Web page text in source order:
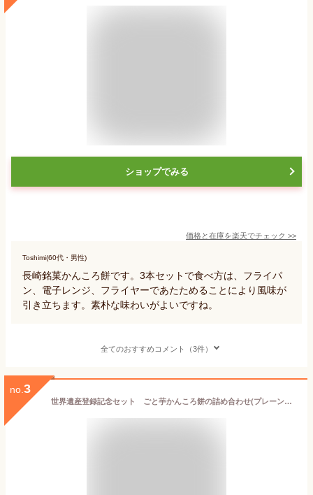
ショップでみる
価格と在庫を楽天でチェック >>
Toshimi(60代・男性)
長崎銘菓かんころ餅です。3本セットで食べ方は、フライパ
ン、電子レンジ、フライヤーであたためることにより風味が
引き立ちます。素朴な味わいがよいですね。
全てのおすすめコメント（3件）
no. 3
世界遺産登録記念セット ごと芋かんころ餅の詰め合わせ(プレーン、むらさき芋入り、よもぎ入り）3種長崎郷土菓子 五島列島特産 和菓子 スイーツ 詰め合わせセット 子供のおやつ お芋のお菓子 ごと芋 安納芋 帰省土産 お中元 お歳暮 敬老の日 ギフト